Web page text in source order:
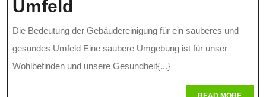
Umfeld
Bedeutung
Der
Gebäudereinigung
Die Bedeutung der Gebäudereinigung für ein sauberes und
gesundes Umfeld Eine saubere Umgebung ist für unser
Wohlbefinden und unsere Gesundheit{...}
READ